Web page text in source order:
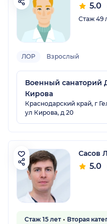
5.0
Стаж 49
ЛОР Взрослый
Военный санаторий
Кирова
Краснодарский край, г
ул Кирова, д 20
Сасов
5.0
Стаж 15 лет
Вторая